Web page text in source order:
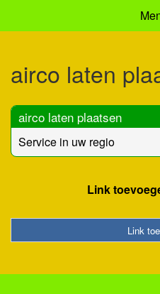
airco laten
airco laten plaatsen
Service in uw regio
Link
Link